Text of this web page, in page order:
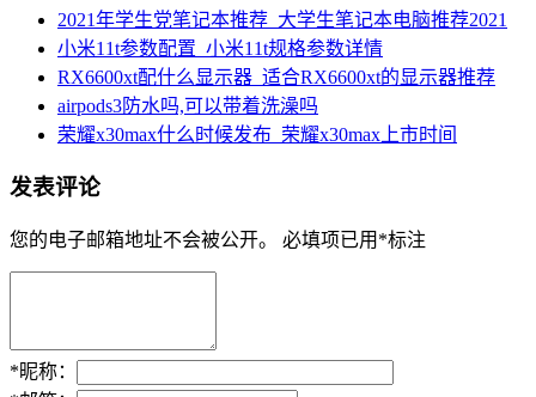
2021年学生党笔记本推荐_大学生笔记本电脑推荐2021
小米11t参数配置_小米11t规格参数详情
RX6600xt配什么显示器_适合RX6600xt的显示器推荐
airpods3防水吗,可以带着洗澡吗
荣耀x30max什么时候发布_荣耀x30max上市时间
发表评论
您的电子邮箱地址不会被公开。 必填项已用 *标注
*昵称：